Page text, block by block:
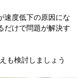
速度低下の原因にな
だけで問題が解決す
も検討しましょう